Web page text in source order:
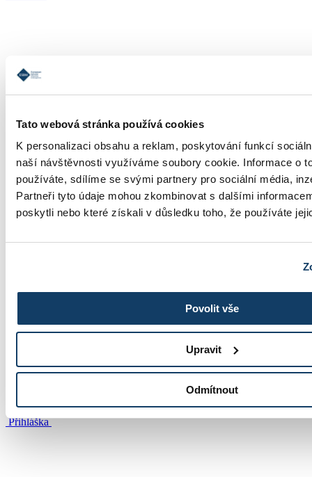
Tato webová stránka používá cookies
K personalizaci obsahu a reklam, poskytování funkcí
naší návštěvnosti využíváme soubory cookie. Informace o
používáte, sdílíme se svými partnery pro sociální média,
Partneři tyto údaje mohou zkombinovat s dalšími
poskytli nebo které získali v důsledku toho, že používáte
Povolit vše
Upravit
Odmítnout
Školné
Přihláška